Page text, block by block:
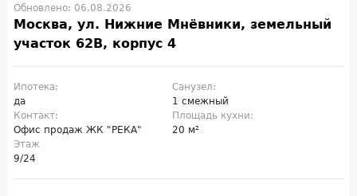
Обновлено: 06.08.2026
Москва, ул. Нижние Мнёвники, земельный
участок 62В, корпус 4
Ипотека:
да
Санузел:
1 смежный
Контакт:
Офис продаж ЖК "РЕКА"
Площадь кухни:
20 м²
Этаж
9/24